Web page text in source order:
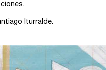
Iturralde.